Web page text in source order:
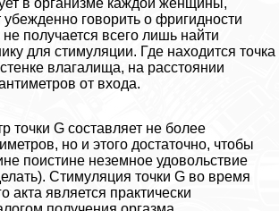
в организме каждой женщины,
убежденно говорить о фригидности
получается всего лишь найти
для стимуляции. Где находится точка
влагалища, на расстоянии
от входа.
точки G составляет не более
но и этого достаточно, чтобы
поистине неземное удовольствие
Стимуляция точки G во время
акта является пpaктически